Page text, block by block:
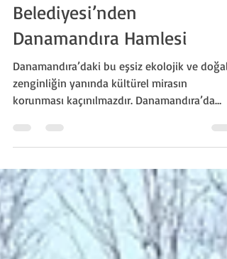
Buluyor: Silivri
Belediyesi’nden
Danamandıra Hamlesi
Danamandıra’daki bu eşsiz ekolojik ve doğal
korunması kaçınılmazdır. Danamandıra’da
tespit ettiğimiz bu endemik sayılabilecek
türünün korunması, bölgenin ekolojik
araştırmaları için çok önemlidir.